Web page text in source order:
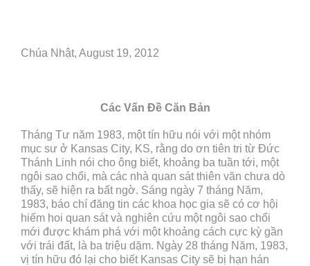
Chúa Nhật, August 19, 2012
Các Vấn Đề Căn Bản
Tháng Tư năm 1983, một tín hữu nói với một nhóm
mục sư ở Kansas City, KS, rằng do ơn tiên tri từ Đức
Thánh Linh nói cho ông biết, khoảng ba tuần tới, một
ngôi sao chổi, mà các nhà quan sát thiên văn chưa dò
thấy, sẽ hiện ra bất ngờ. Sáng ngày 7 tháng Năm,
1983, báo chí đăng tin các khoa học gia sẽ có cơ hội
hiếm hoi quan sát và nghiên cứu một ngôi sao chổi
mới được khám phá với một khoảng cách cực kỳ gần
với trái đất, là ba triệu dặm. Ngày 28 tháng Năm, 1983,
vị tín hữu đó lại cho biết Kansas City sẽ bị hạn hán